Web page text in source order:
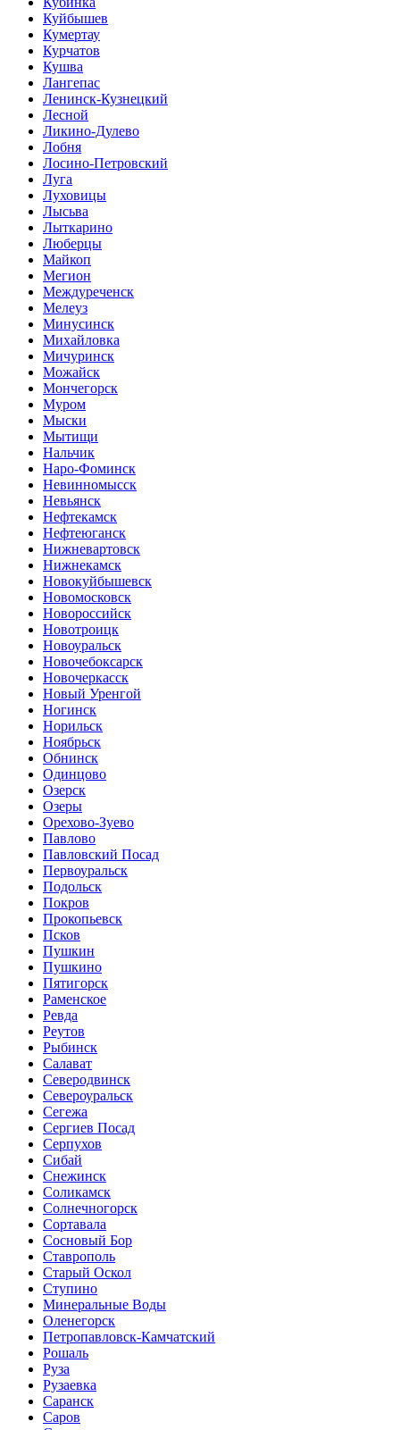
Куйбышев
Кумертау
Курчатов
Кушва
Лангепас
Ленинск-Кузнецкий
Лесной
Ликино-Дулево
Лобня
Лосино-Петровский
Луга
Луховицы
Лысьва
Лыткарино
Люберцы
Майкоп
Мегион
Междуреченск
Мелеуз
Минусинск
Михайловка
Мичуринск
Можайск
Мончегорск
Муром
Мыски
Мытищи
Нальчик
Наро-Фоминск
Невинномысск
Невьянск
Нефтекамск
Нефтеюганск
Нижневартовск
Нижнекамск
Новокуйбышевск
Новомосковск
Новороссийск
Новотроицк
Новоуральск
Новочебоксарск
Новочеркасск
Новый Уренгой
Ногинск
Норильск
Ноябрьск
Обнинск
Одинцово
Озерск
Озеры
Орехово-Зуево
Павлово
Павловский Посад
Первоуральск
Подольск
Покров
Прокопьевск
Псков
Пушкин
Пушкино
Пятигорск
Раменское
Ревда
Реутов
Рыбинск
Салават
Северодвинск
Североуральск
Сегежа
Сергиев Посад
Серпухов
Сибай
Снежинск
Соликамск
Солнечногорск
Сортавала
Сосновый Бор
Ставрополь
Старый Оскол
Ступино
Минеральные Воды
Оленегорск
Петропавловск-Камчатский
Рошаль
Руза
Рузаевка
Саранск
Саров